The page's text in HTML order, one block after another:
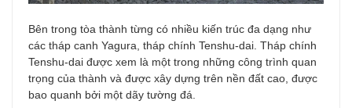
Bên trong tòa thành từng có nhiều kiến trúc đa dạng như
các tháp canh Yagura, tháp chính Tenshu-dai. Tháp chính
Tenshu-dai được xem là một trong những công trình quan
trọng của thành và được xây dựng trên nền đất cao, được
bao quanh bởi một dãy tường đá.